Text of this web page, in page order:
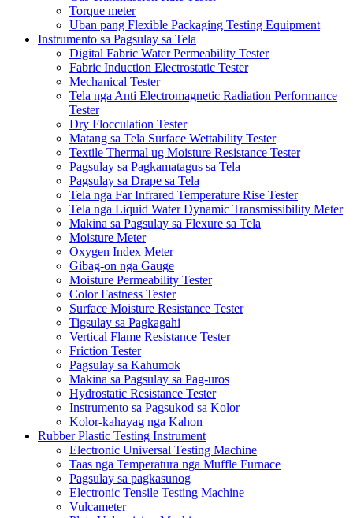
Torque meter
Uban pang Flexible Packaging Testing Equipment
Instrumento sa Pagsulay sa Tela
Digital Fabric Water Permeability Tester
Fabric Induction Electrostatic Tester
Mechanical Tester
Tela nga Anti Electromagnetic Radiation Performance
Tester
Dry Flocculation Tester
Matang sa Tela Surface Wettability Tester
Textile Thermal ug Moisture Resistance Tester
Pagsulay sa Pagkamatagus sa Tela
Pagsulay sa Drape sa Tela
Tela nga Far Infrared Temperature Rise Tester
Tela nga Liquid Water Dynamic Transmissibility Meter
Makina sa Pagsulay sa Flexure sa Tela
Moisture Meter
Oxygen Index Meter
Gibag-on nga Gauge
Moisture Permeability Tester
Color Fastness Tester
Surface Moisture Resistance Tester
Tigsulay sa Pagkagahi
Vertical Flame Resistance Tester
Friction Tester
Pagsulay sa Kahumok
Makina sa Pagsulay sa Pag-uros
Hydrostatic Resistance Tester
Instrumento sa Pagsukod sa Kolor
Kolor-kahayag nga Kahon
Rubber Plastic Testing Instrument
Electronic Universal Testing Machine
Taas nga Temperatura nga Muffle Furnace
Pagsulay sa pagkasunog
Electronic Tensile Testing Machine
Vulcameter